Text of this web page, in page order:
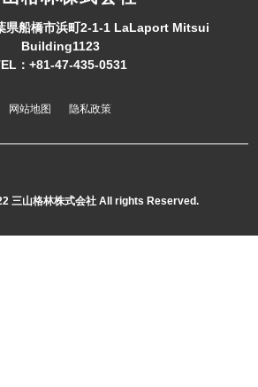
県船橋市浜町2-1-1 LaLaport Mitsui
Building1123
：+81-47-435-0531
网站地图 隐私政策
三山格林株式会社 All rights Reserved.